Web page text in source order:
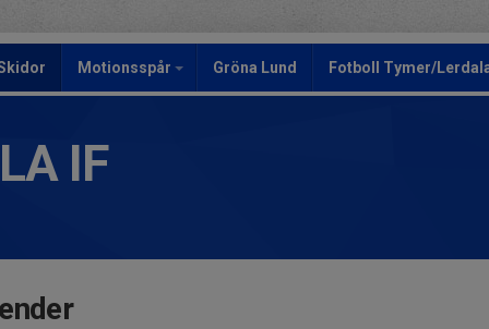
Motionsspår Gröna Lund Fotboll Tymer/
IF